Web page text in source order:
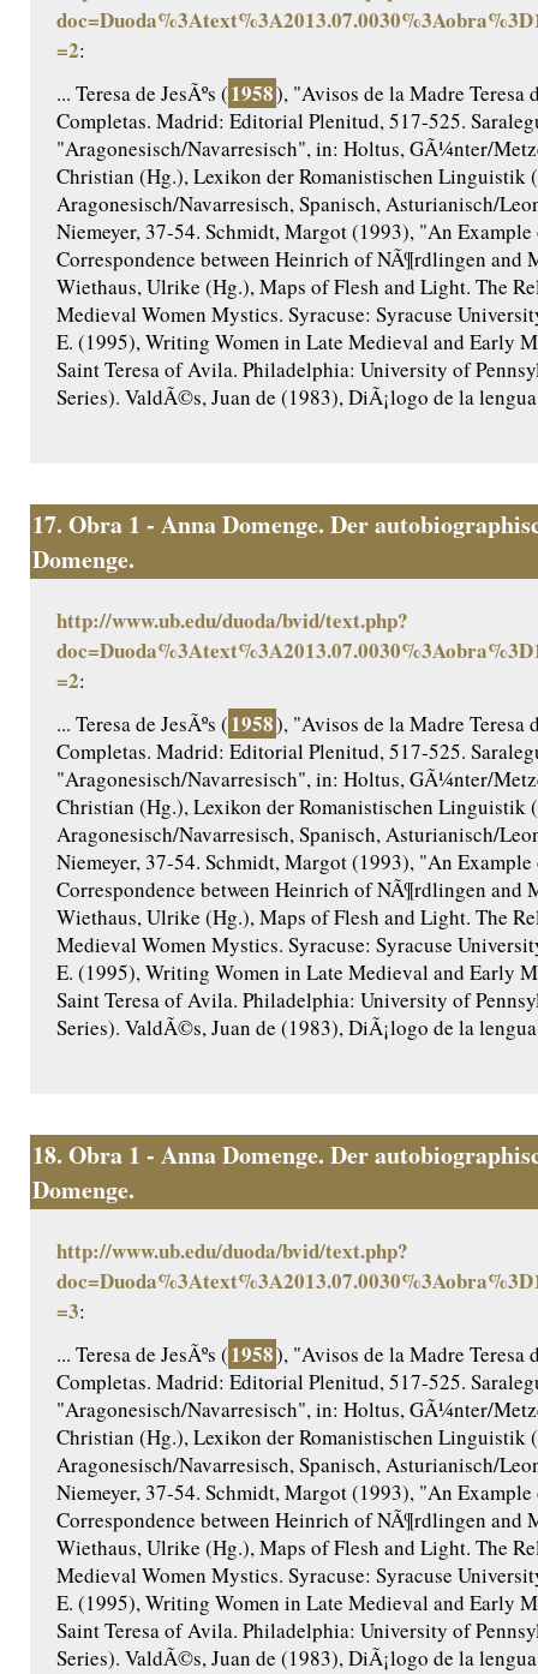
=2:
... Teresa de JesÃºs (1958), "Avisos de la Madre Teresa
Completas. Madrid: Editorial Plenitud, 517-525.
"Aragonesisch/Navarresisch", in: Holtus, GÃ¼nter/
Christian (Hg.), Lexikon der Romanistischen Linguistik
Aragonesisch/Navarresisch, Spanisch, Asturianisch/
Niemeyer, 37-54. Schmidt, Margot (1993), "An
Correspondence between Heinrich of NÃ¶rdlingen and
Wiethaus, Ulrike (Hg.), Maps of Flesh and Light. The
Medieval Women Mystics. Syracuse: Syracuse
E. (1995), Writing Women in Late Medieval and Early
Saint Teresa of Avila. Philadelphia: University of
Series). ValdÃ©s, Juan de (1983), DiÃ¡logo de la
17. Obra 1 - Anna Domenge. Der
Domenge.
http://www.ub.edu/duoda/bvid/text.php?
=2:
... Teresa de JesÃºs (1958), "Avisos de la Madre Teresa
Completas. Madrid: Editorial Plenitud, 517-525.
"Aragonesisch/Navarresisch", in: Holtus, GÃ¼nter/
Christian (Hg.), Lexikon der Romanistischen Linguistik
Aragonesisch/Navarresisch, Spanisch, Asturianisch/
Niemeyer, 37-54. Schmidt, Margot (1993), "An
Correspondence between Heinrich of NÃ¶rdlingen and
Wiethaus, Ulrike (Hg.), Maps of Flesh and Light. The
Medieval Women Mystics. Syracuse: Syracuse
E. (1995), Writing Women in Late Medieval and Early
Saint Teresa of Avila. Philadelphia: University of
Series). ValdÃ©s, Juan de (1983), DiÃ¡logo de la
18. Obra 1 - Anna Domenge. Der
Domenge.
http://www.ub.edu/duoda/bvid/text.php?
=3:
... Teresa de JesÃºs (1958), "Avisos de la Madre Teresa
Completas. Madrid: Editorial Plenitud, 517-525.
"Aragonesisch/Navarresisch", in: Holtus, GÃ¼nter/
Christian (Hg.), Lexikon der Romanistischen Linguistik
Aragonesisch/Navarresisch, Spanisch, Asturianisch/
Niemeyer, 37-54. Schmidt, Margot (1993), "An
Correspondence between Heinrich of NÃ¶rdlingen and
Wiethaus, Ulrike (Hg.), Maps of Flesh and Light. The
Medieval Women Mystics. Syracuse: Syracuse
E. (1995), Writing Women in Late Medieval and Early
Saint Teresa of Avila. Philadelphia: University of
Series). ValdÃ©s, Juan de (1983), DiÃ¡logo de la